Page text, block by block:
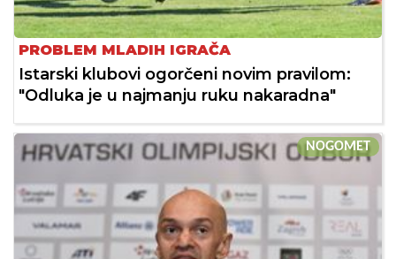
PROBLEM MLADIH IGRAČA
Istarski klubovi ogorčeni novim pravilom:
"Odluka je u najmanju ruku nakaradna"
NOGOMET